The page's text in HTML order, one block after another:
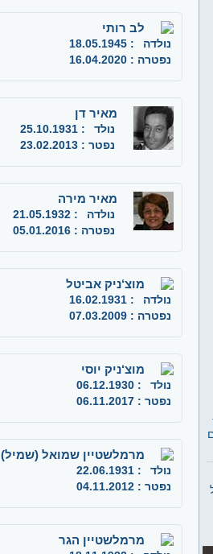
לב רותי
נולדה :
18.05.1945
נפטרה :
16.04.2020
מאיר דן
נולד :
25.10.1931
נפטר :
23.02.2013
מאיר מירה
נולדה :
21.05.1932
נפטרה :
05.01.2016
מוצ‘ניק אביטל
נולדה :
16.02.1931
נפטרה :
07.03.2009
מוצ‘ניק יוסי
נולד :
06.12.1930
נפטר :
06.11.2017
מרמלשטיין שמואל (שמיל)
נולד :
22.06.1931
נפטר :
04.11.2012
מרמלשטיין הגר